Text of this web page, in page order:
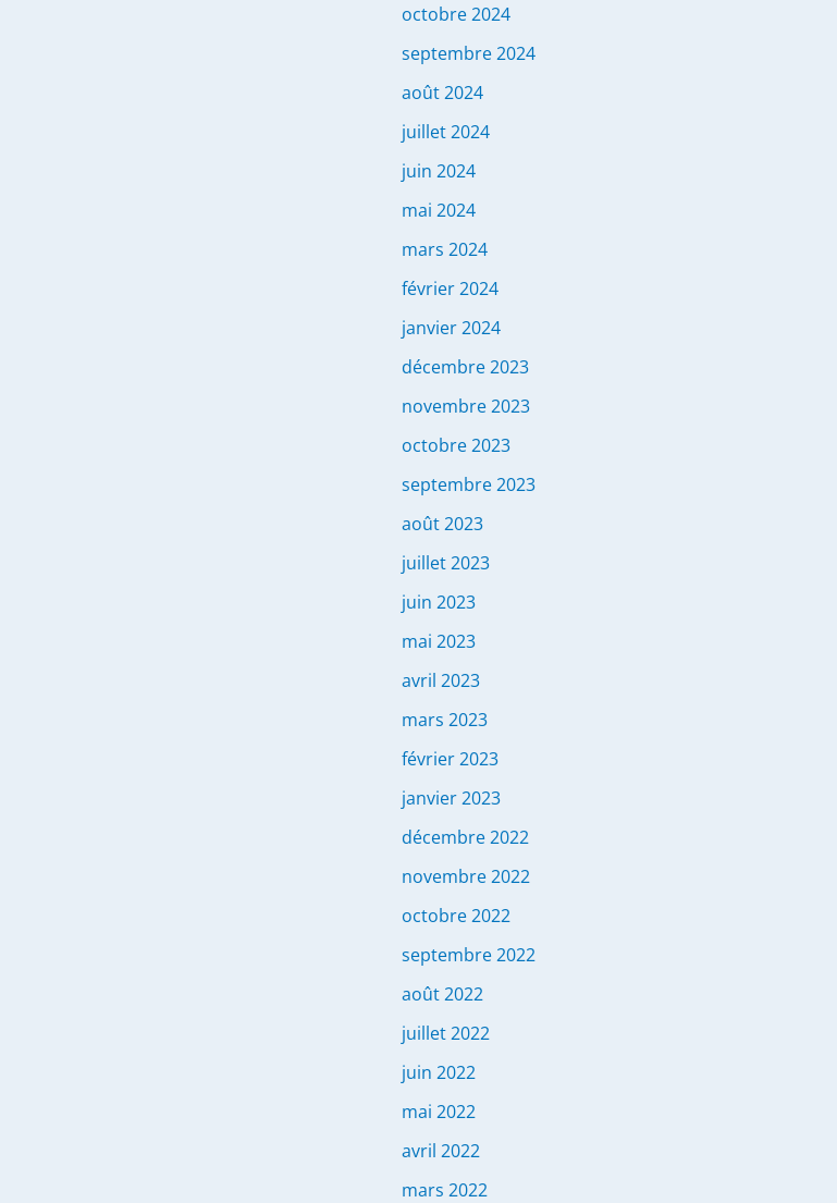
octobre 2024
septembre 2024
août 2024
juillet 2024
juin 2024
mai 2024
mars 2024
février 2024
janvier 2024
décembre 2023
novembre 2023
octobre 2023
septembre 2023
août 2023
juillet 2023
juin 2023
mai 2023
avril 2023
mars 2023
février 2023
janvier 2023
décembre 2022
novembre 2022
octobre 2022
septembre 2022
août 2022
juillet 2022
juin 2022
mai 2022
avril 2022
mars 2022